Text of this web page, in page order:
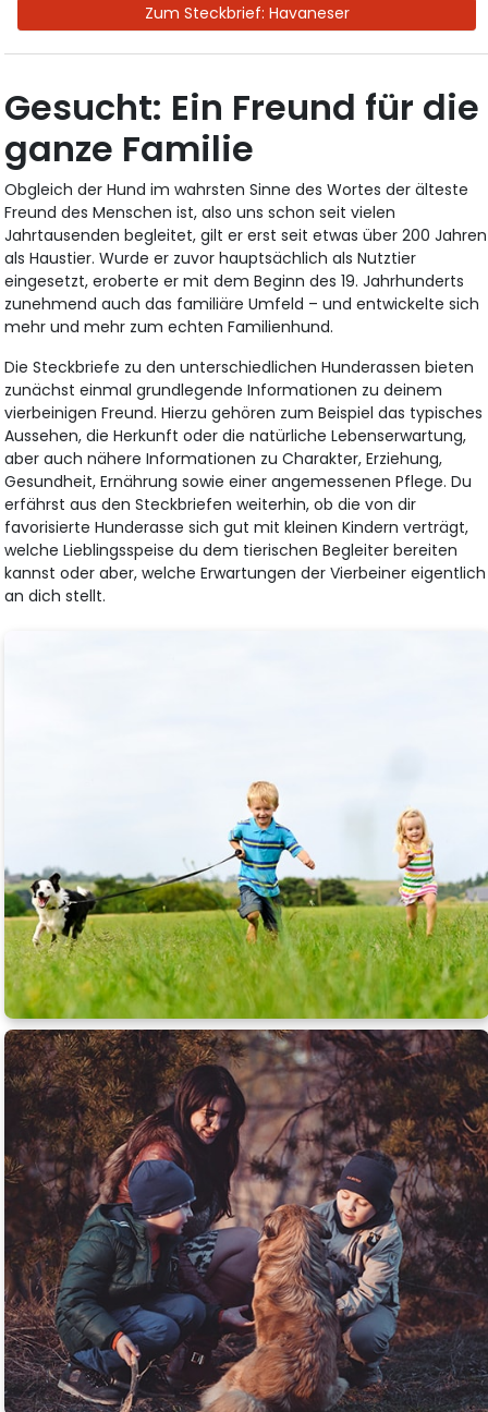
Zum Steckbrief: Havaneser
Gesucht: Ein Freund für die
ganze Familie
Obgleich der Hund im wahrsten Sinne des Wortes der älteste
Freund des Menschen ist, also uns schon seit vielen
Jahrtausenden begleitet, gilt er erst seit etwas über 200 Jahren
als Haustier. Wurde er zuvor hauptsächlich als Nutztier
eingesetzt, eroberte er mit dem Beginn des 19. Jahrhunderts
zunehmend auch das familiäre Umfeld – und entwickelte sich
mehr und mehr zum echten Familienhund.
Die Steckbriefe zu den unterschiedlichen Hunderassen bieten
zunächst einmal grundlegende Informationen zu deinem
vierbeinigen Freund. Hierzu gehören zum Beispiel das typisches
Aussehen, die Herkunft oder die natürliche Lebenserwartung,
aber auch nähere Informationen zu Charakter, Erziehung,
Gesundheit, Ernährung sowie einer angemessenen Pflege. Du
erfährst aus den Steckbriefen weiterhin, ob die von dir
favorisierte Hunderasse sich gut mit kleinen Kindern verträgt,
welche Lieblingsspeise du dem tierischen Begleiter bereiten
kannst oder aber, welche Erwartungen der Vierbeiner eigentlich
an dich stellt.